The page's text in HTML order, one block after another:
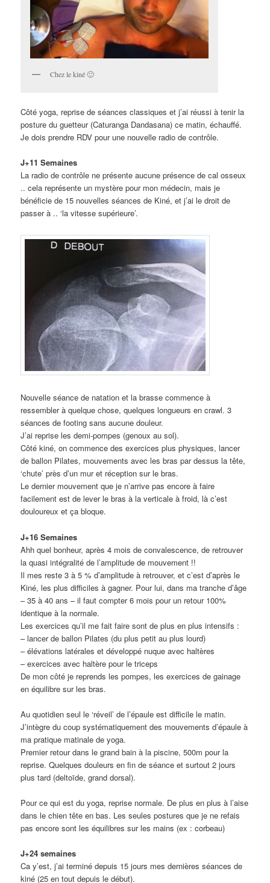
Chez le kiné 🙂
Côté yoga, reprise de séances classiques et j’ai réussi à tenir la
posture du guetteur (Caturanga Dandasana) ce matin, échauffé.
Je dois prendre RDV pour une nouvelle radio de contrôle.
J+11 Semaines
La radio de contrôle ne présente aucune présence de cal osseux
.. cela représente un mystère pour mon médecin, mais je
bénéficie de 15 nouvelles séances de Kiné, et j’ai le droit de
passer à .. ‘la vitesse supérieure’.
Nouvelle séance de natation et la brasse commence à
ressembler à quelque chose, quelques longueurs en crawl. 3
séances de footing sans aucune douleur.
J’ai reprise les demi-pompes (genoux au sol).
Côté kiné, on commence des exercices plus physiques, lancer
de ballon Pilates, mouvements avec les bras par dessus la tête,
‘chute’ près d’un mur et réception sur le bras.
Le dernier mouvement que je n’arrive pas encore à faire
facilement est de lever le bras à la verticale à froid, là c’est
douloureux et ça bloque.
J+16 Semaines
Ahh quel bonheur, après 4 mois de convalescence, de retrouver
la quasi intégralité de l’amplitude de mouvement !!
Il mes reste 3 à 5 % d’amplitude à retrouver, et c’est d’après le
Kiné, les plus difficiles à gagner. Pour lui, dans ma tranche d’âge
– 35 à 40 ans – il faut compter 6 mois pour un retour 100%
identique à la normale.
Les exercices qu’il me fait faire sont de plus en plus intensifs :
– lancer de ballon Pilates (du plus petit au plus lourd)
– élévations latérales et développé nuque avec haltères
– exercices avec haltère pour le triceps
De mon côté je reprends les pompes, les exercices de gainage
en équilibre sur les bras.
Au quotidien seul le ‘réveil’ de l’épaule est difficile le matin.
J’intègre du coup systématiquement des mouvements d’épaule à
ma pratique matinale de yoga.
Premier retour dans le grand bain à la piscine, 500m pour la
reprise. Quelques douleurs en fin de séance et surtout 2 jours
plus tard (deltoïde, grand dorsal).
Pour ce qui est du yoga, reprise normale. De plus en plus à l’aise
dans le chien tête en bas. Les seules postures que je ne refais
pas encore sont les équilibres sur les mains (ex : corbeau)
J+24 semaines
Ca y’est, j’ai terminé depuis 15 jours mes dernières séances de
kiné (25 en tout depuis le début).